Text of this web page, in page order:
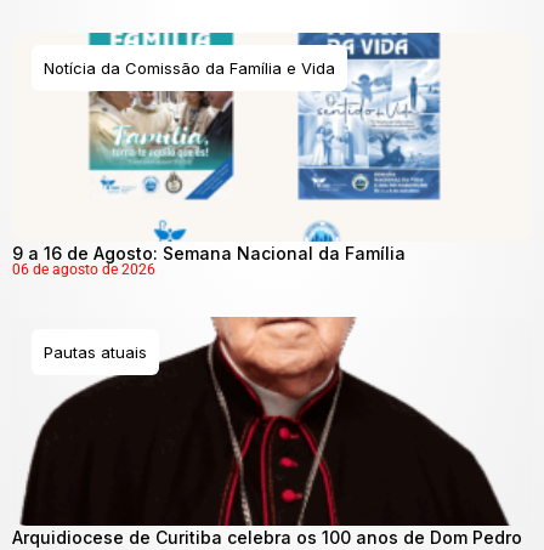
Notícia da Comissão da Família e Vida
9 a 16 de Agosto: Semana Nacional da Família
06 de agosto de 2026
Pautas atuais
Arquidiocese de Curitiba celebra os 100 anos de Dom Pedro